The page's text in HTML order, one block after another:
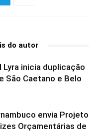
do autor
Lyra inicia duplicação
São Caetano e Belo
envia Projeto
Orçamentárias de